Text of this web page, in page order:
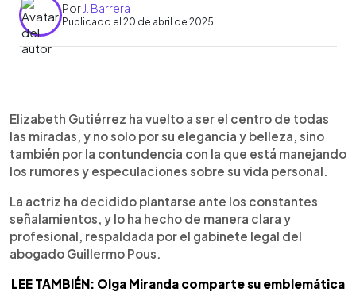
Por J. Barrera
Publicado el 20 de abril de 2025
► Escuchar artículo
Elizabeth Gutiérrez ha vuelto a ser el centro de todas
las miradas, y no solo por su elegancia y belleza, sino
también por la contundencia con la que está manejando
los rumores y especulaciones sobre su vida personal.
La actriz ha decidido plantarse ante los constantes
señalamientos, y lo ha hecho de manera clara y
profesional, respaldada por el gabinete legal del
abogado Guillermo Pous.
LEE TAMBIÉN: Olga Miranda comparte su emblemática